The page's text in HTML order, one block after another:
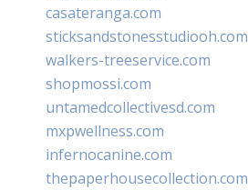
casateranga.com
sticksandstonesstudiooh.com
walkers-treeservice.com
shopmossi.com
untamedcollectivesd.com
mxpwellness.com
infernocanine.com
thepaperhousecollection.com